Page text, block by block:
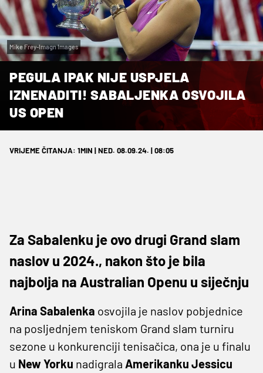
Mike Frey-Imagn Images
PEGULA IPAK NIJE USPJELA
IZNENADITI! SABALJENKA OSVOJILA
US OPEN
VRIJEME ČITANJA: 1MIN | NED. 08.09.24. | 08:05
Za Sabalenku je ovo drugi Grand slam
naslov u 2024., nakon što je bila
najbolja na Australian Openu u siječnju
Arina Sabalenka osvojila je naslov pobjednice
na posljednjem teniskom Grand slam turniru
sezone u konkurenciji tenisačica, ona je u finalu
u New Yorku nadigrala Amerikanku Jessicu